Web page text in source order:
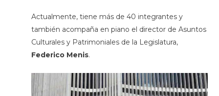
Actualmente, tiene más de 40 integrantes y
también acompaña en piano el director de Asuntos
Culturales y Patrimoniales de la Legislatura,
Federico Menis.